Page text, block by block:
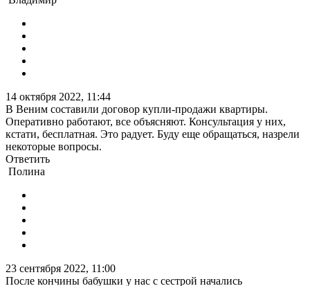
14 октября 2022, 11:44
В Веним составили договор купли-продажи квартиры.
Оперативно работают, все объясняют. Консультация у них,
кстати, бесплатная. Это радует. Буду еще обращаться, назрели
некоторые вопросы.
Ответить
Полина
23 сентября 2022, 11:00
После кончины бабушки у нас с сестрой начались